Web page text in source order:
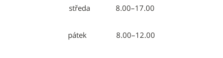
středa 8.00–17.00
pátek 8.00–12.00